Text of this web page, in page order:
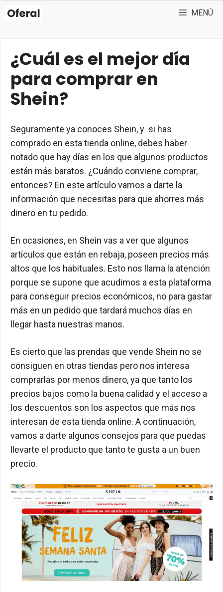
Saltar
MENÚ
¿Cuál es el mejor día
para comprar en
Shein?
Seguramente ya conoces Shein, y si has
comprado en esta tienda online, debes haber
notado que hay días en los que algunos productos
están más baratos. ¿Cuándo conviene comprar,
entonces? En este artículo vamos a darte la
información que necesitas para que ahorres más
dinero en tu pedido.
En ocasiones, en Shein vas a ver que algunos
artículos que están en rebaja, poseen precios más
altos que los habituales. Esto nos llama la atención
porque se supone que acudimos a esta plataforma
para conseguir precios económicos, no para gastar
más en un pedido que tardará muchos días en
llegar hasta nuestras manos.
Es cierto que las prendas que vende Shein no se
consiguen en otras tiendas pero nos interesa
comprarlas por menos dinero, ya que tanto los
precios bajos como la buena calidad y el acceso a
los descuentos son los aspectos que más nos
interesan de esta tienda online. A continuación,
vamos a darte algunos consejos para que puedas
llevarte el producto que tanto te gusta a un buen
precio.